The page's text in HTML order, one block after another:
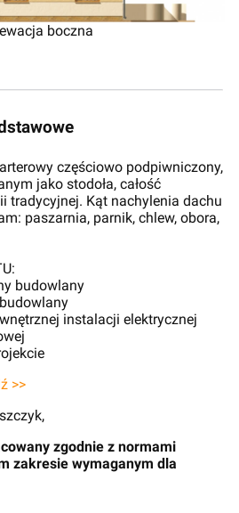
boczna
częściowo podpiwniczony,
jako stodoła, całość
tradycyjnej. Kąt nachylenia dachu
paszarnia, parnik, chlew, obora,
budowlany
instalacji elektrycznej
>>
zgodnie z normami
zakresie wymaganym dla